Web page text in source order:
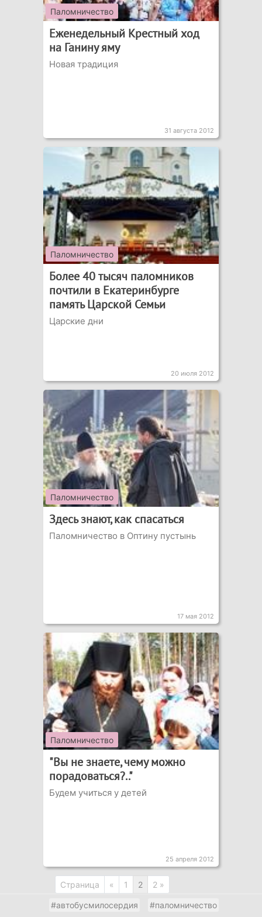
Паломничество
Еженедельный Крестный ход
на Ганину яму
Новая традиция
31 августа 2012
Паломничество
Более 40 тысяч паломников
почтили в Екатеринбурге
память Царской Семьи
Царские дни
20 июля 2012
Паломничество
Здесь знают, как спасаться
Паломничество в Оптину пустынь
17 мая 2012
Паломничество
"Вы не знаете, чему можно
порадоваться?.."
Будем учиться у детей
25 апреля 2012
Страница « 1 2 2 »
#автобусмилосердия #паломничество